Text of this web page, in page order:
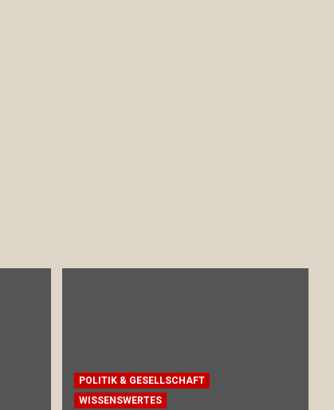
POLITIK & GESELLSCHAFT
WISSENSWERTES